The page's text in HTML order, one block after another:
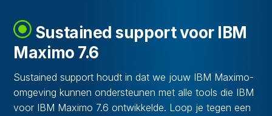
Sustained support voor IBM
Maximo 7.6
Sustained support houdt in dat we jouw IBM Maximo-
omgeving kunnen ondersteunen met alle tools die IBM
voor IBM Maximo 7.6 ontwikkelde. Loop je tegen een